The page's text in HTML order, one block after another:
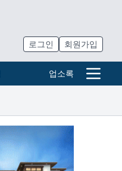
로그인 회원가입
업소록